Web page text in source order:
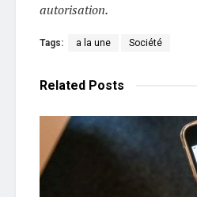
autorisation.
Tags: a la une Société
Related Posts